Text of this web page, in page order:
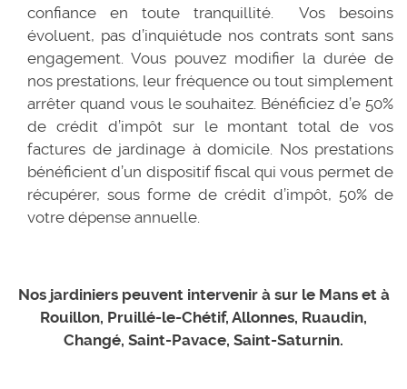
confiance en toute tranquillité. Vos besoins
évoluent, pas d’inquiétude nos contrats sont sans
engagement. Vous pouvez modifier la durée de
nos prestations, leur fréquence ou tout simplement
arrêter quand vous le souhaitez. Bénéficiez d’e 50%
de crédit d’impôt sur le montant total de vos
factures de jardinage à domicile. Nos prestations
bénéficient d’un dispositif fiscal qui vous permet de
récupérer, sous forme de crédit d’impôt, 50% de
votre dépense annuelle.
Nos jardiniers peuvent intervenir à sur le Mans et à
Rouillon, Pruillé-le-Chétif, Allonnes, Ruaudin,
Changé, Saint-Pavace, Saint-Saturnin.